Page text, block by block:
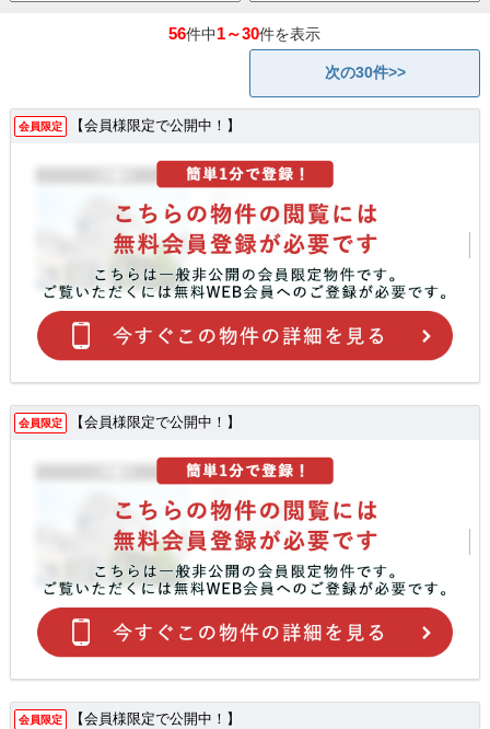
56件中1～30件を表示
次の30件>>
会員限定 【会員様限定で公開中！】
会員限定 【会員様限定で公開中！】
会員限定 【会員様限定で公開中！】